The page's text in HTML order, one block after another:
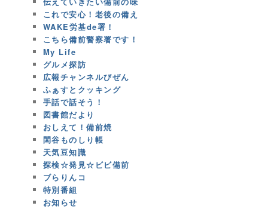
これで安心！老後の備え
WAKE労基de署！
こちら備前警察署です！
My Life
グルメ探訪
広報チャンネルびぜん
ふぁすとクッキング
手話で話そう！
図書館だより
おしえて！備前焼
閑谷ものしり帳
天気豆知識
探検☆発見☆ビビ備前
ブらりんコ
特別番組
お知らせ